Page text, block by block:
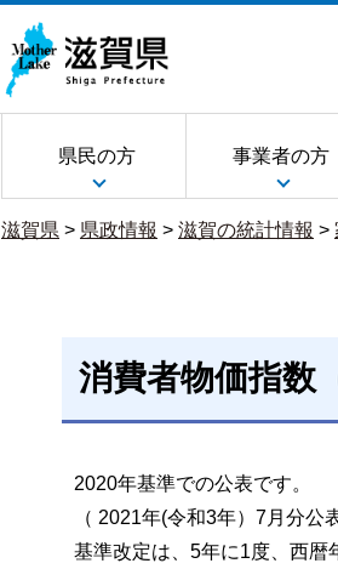
県民の方 事業者の方
滋賀県 > 県政情報 > 滋賀の統計情報 >
消費者物価指数
2020年基準での公表です。
（ 2021年(令和3年）7月分公
基準改定は、5年に1度、西暦